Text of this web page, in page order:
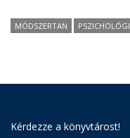
MÓDSZERTAN
Kérdezze a könyvtárost!